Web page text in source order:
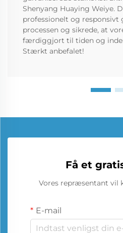
Shenyang Huaying Weiye.
professionelt og responsivt
processen og sikrede, at
færdiggjort til tiden og
Stærkt anbefalet!
Få et
Vores repræsentant vil
E-mail